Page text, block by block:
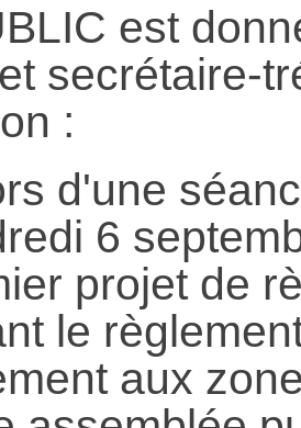
est
secrétaire-
:
d'une
6
projet de
le
aux